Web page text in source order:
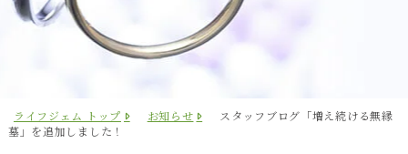
ライフジェム トップ お知らせ
スタッフブログ「増え続ける無縁
墓」を追加しました！